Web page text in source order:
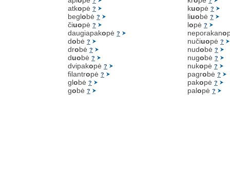
atkopė ?
beglobė ?
čiuopė ?
daugiapakopė ?
dobė ?
drobė ?
duobė ?
dvipakopė ?
filantropė ?
globė ?
gobė ?
kuopė ?
liuobė ?
lopė ?
neporakano
nučiuopė ?
nudobė ?
nugobė ?
nukopė ?
pagrobė ?
pakopė ?
palopė ?